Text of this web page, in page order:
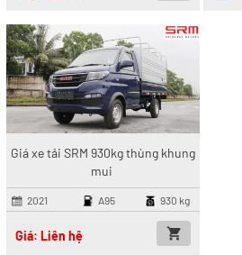
Giá xe tải SRM 930kg thùng khung
mui
2021 A95 930 kg
Giá: Liên hệ